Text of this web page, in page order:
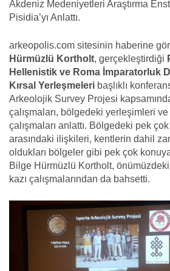
Akdeniz Medeniyetleri Araştırma
Pisidia’yı Anlattı.
arkeopolis.com sitesinin haberine
Hürmüzlü Kortholt, gerçekleştirdiği
Hellenistik ve Roma İmparatorluk
Kırsal Yerleşmeleri başlıklı
Arkeolojik Survey Projesi
çalışmaları, bölgedeki yerleşimleri ve
çalışmaları anlattı. Bölgedeki pek
arasındaki ilişkileri, kentlerin dahil
oldukları bölgeler gibi pek çok
Bilge Hürmüzlü Kortholt,
kazı çalışmalarından da bahsetti.